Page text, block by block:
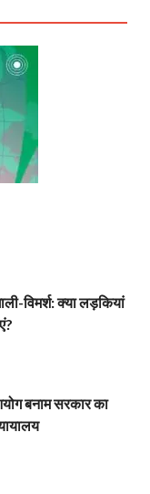
विमर्श: क्या लड़कियां
बनाम सरकार का